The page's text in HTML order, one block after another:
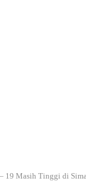
19 Masih Tinggi di